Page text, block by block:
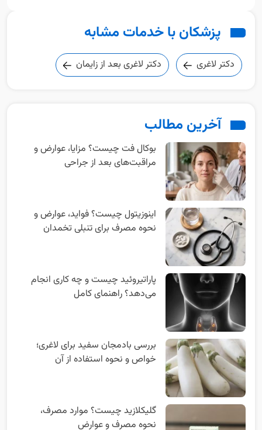
پزشکان با خدمات مشابه
دکتر لاغری دکتر لاغری بعد از زایمان
آخرین مطالب
بوکال فت چیست؟ مزایا، عوارض و
مراقبت‌های بعد از جراحی
اینوزیتول چیست؟ فواید، عوارض و
نحوه مصرف برای تنبلی تخمدان
پاراتیروئید چیست و چه کاری انجام
می‌دهد؟ راهنمای کامل
بررسی بادمجان سفید برای لاغری؛
خواص و نحوه استفاده از آن
گلیکلازید چیست؟ موارد مصرف،
نحوه مصرف و عوارض